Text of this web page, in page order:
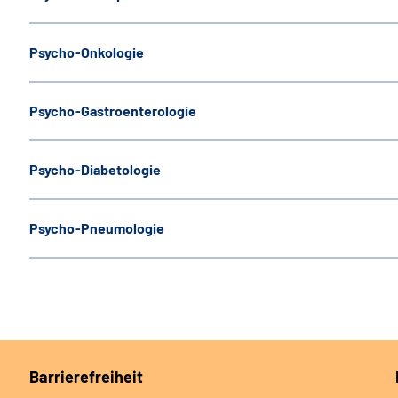
Psycho-Onkologie
Psycho-Gastroenterologie
Psycho-Diabetologie
Psycho-Pneumologie
Barrierefreiheit